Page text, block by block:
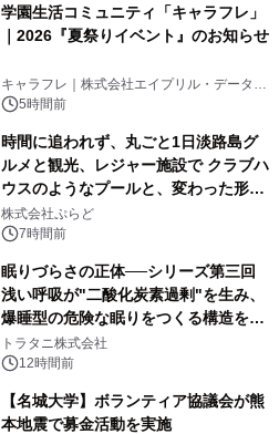
学園生活コミュニティ「キャラフレ」
｜2026『夏祭りイベント』のお知らせ
キャラフレ｜株式会社エイプリル・データ・
デザインズ
5時間前
時間に追われず、丸ごと1日淡路島グ
ルメと観光、レジャー施設で クラブハ
ウスのようなプールと、変わった形の
サウナも 「THE BOXY AWAJI」のお
得な素泊まり連泊プランで
株式会社ぷらど
7時間前
眠りづらさの正体──シリーズ第三回
浅い呼吸が"二酸化炭素過剰"を生み、
爆睡型の危険な眠りをつくる構造を解
説
トラタニ株式会社
12時間前
【名城大学】ボランティア協議会が熊
本地震で募金活動を実施